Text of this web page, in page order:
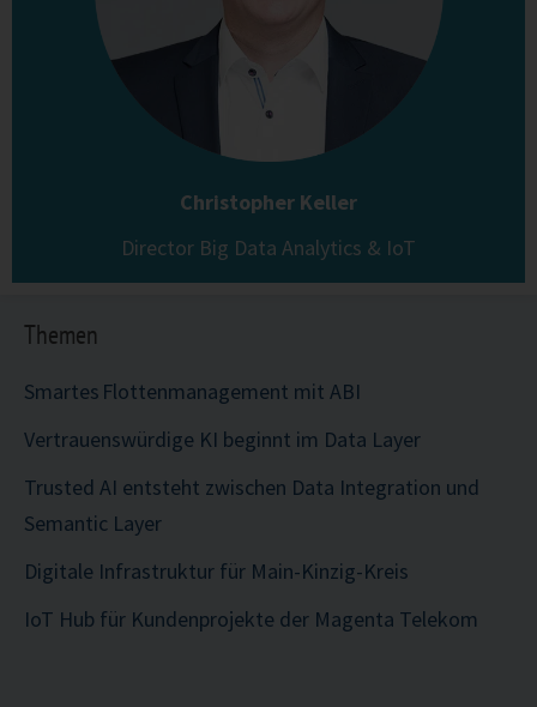
Christopher Keller
Director Big Data Analytics & IoT
Themen
Smartes Flottenmanagement mit ABI
Vertrauenswürdige KI beginnt im Data Layer
Trusted AI entsteht zwischen Data Integration und
Semantic Layer
Digitale Infrastruktur für Main-Kinzig-Kreis
IoT Hub für Kundenprojekte der Magenta Telekom